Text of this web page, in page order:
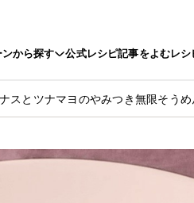
から探す 公式レシピ記事をよむレシ
ナスとツナマヨのやみつき無限そうめ